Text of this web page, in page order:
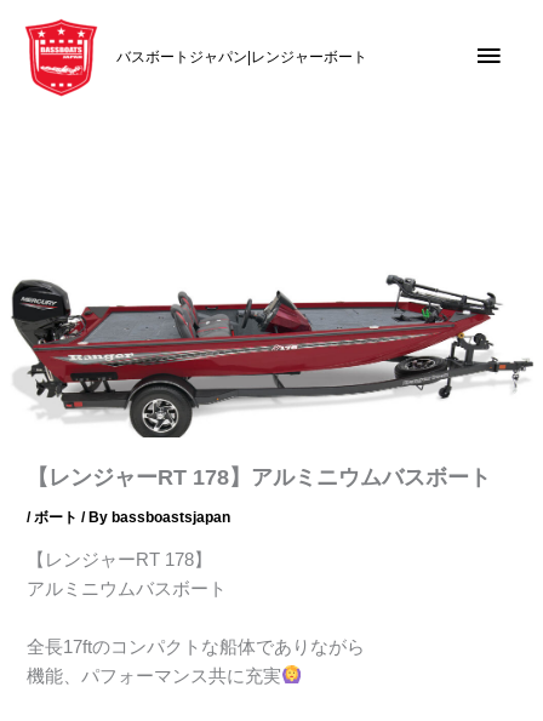
バスボートジャパン|レンジャーボート
ュ
ー
【レンジャーRT 178】アルミニウムバスボート
/ ボート / Bybassboastsjapan
【レンジャーRT 178】
アルミニウムバスボート
全長17ftのコンパクトな船体でありながら
機能、パフォーマンス共に充実